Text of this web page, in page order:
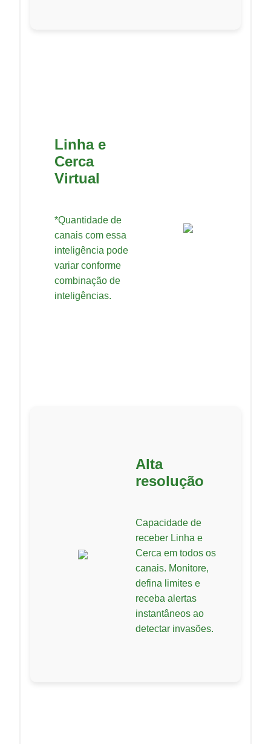
Linha e
Cerca
Virtual
*Quantidade de
canais com essa
inteligência pode
variar conforme
combinação de
inteligências.
Alta
resolução
Capacidade de
receber Linha e
Cerca em todos os
canais. Monitore,
defina limites e
receba alertas
instantâneos ao
detectar invasões.